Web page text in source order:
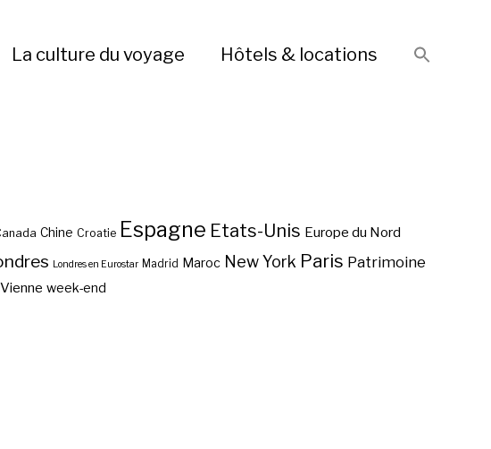
La culture du voyage Hôtels & locations
Chine Croatie Espagne Etats-Unis Europe du Nord
Londres en Eurostar Madrid Maroc New York Paris Patrimoine
Vienne week-end